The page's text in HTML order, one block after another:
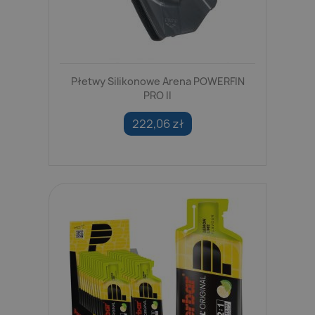
Płetwy Silikonowe Arena POWERFIN
PRO II
222,06 zł